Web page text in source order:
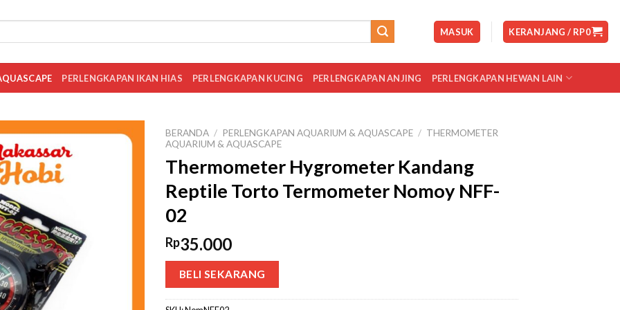
MASUK KERANJANG / RP0
PERLENGKAPAN IKAN HIAS PERLENGKAPAN KUCING PERLENGKAPAN ANJING PERLENGKAPAN HEWAN LAIN
BERANDA / PERLENGKAPAN AQUARIUM & AQUASCAPE / THERMOMETER
AQUARIUM & AQUASCAPE
Thermometer Hygrometer Kandang
Reptile Torto Termometer Nomoy NFF-
02
Rp35.000
BELI SEKARANG